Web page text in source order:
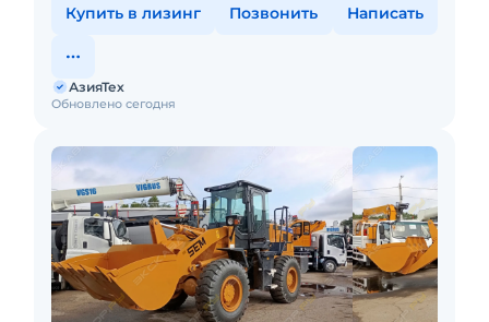
Купить в лизинг Позвонить Написать
Обновлено сегодня
АзияТех